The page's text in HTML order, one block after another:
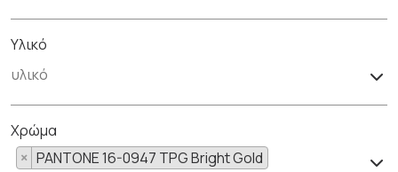
Υλικό
Χρώμα
× PANTONE 16-0947 TPG Bright Gold